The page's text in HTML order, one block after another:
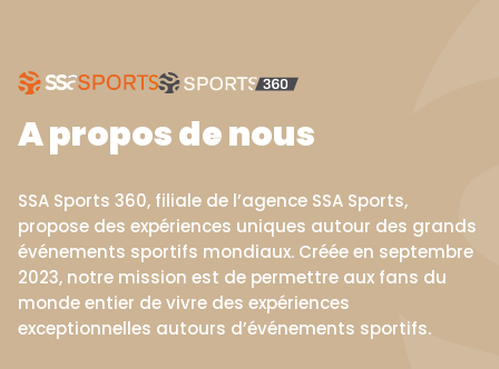
A propos de nous
SSA Sports 360, filiale de l’agence SSA Sports,
propose des expériences uniques autour des grands
événements sportifs mondiaux. Créée en septembre
2023, notre mission est de permettre aux fans du
monde entier de vivre des expériences
exceptionnelles autours d’événements sportifs.